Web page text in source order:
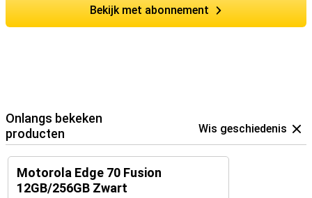
Bekijk met abonnement
Onlangs bekeken
producten
Wis geschiedenis
Motorola Edge 70 Fusion
12GB/256GB Zwart